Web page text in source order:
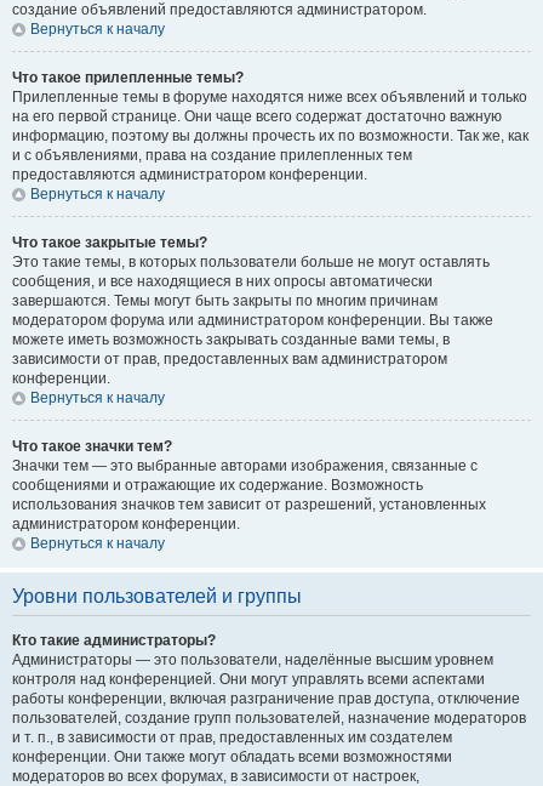
создание объявлений предоставляются администратором.
Вернуться к началу
Что такое прилепленные темы?
Прилепленные темы в форуме находятся ниже всех объявлений и только
на его первой странице. Они чаще всего содержат достаточно важную
информацию, поэтому вы должны прочесть их по возможности. Так же, как
и с объявлениями, права на создание прилепленных тем
предоставляются администратором конференции.
Вернуться к началу
Что такое закрытые темы?
Это такие темы, в которых пользователи больше не могут оставлять
сообщения, и все находящиеся в них опросы автоматически
завершаются. Темы могут быть закрыты по многим причинам
модератором форума или администратором конференции. Вы также
можете иметь возможность закрывать созданные вами темы, в
зависимости от прав, предоставленных вам администратором
конференции.
Вернуться к началу
Что такое значки тем?
Значки тем — это выбранные авторами изображения, связанные с
сообщениями и отражающие их содержание. Возможность
использования значков тем зависит от разрешений, установленных
администратором конференции.
Вернуться к началу
Уровни пользователей и группы
Кто такие администраторы?
Администраторы — это пользователи, наделённые высшим уровнем
контроля над конференцией. Они могут управлять всеми аспектами
работы конференции, включая разграничение прав доступа, отключение
пользователей, создание групп пользователей, назначение модераторов
и т. п., в зависимости от прав, предоставленных им создателем
конференции. Они также могут обладать всеми возможностями
модераторов во всех форумах, в зависимости от настроек,